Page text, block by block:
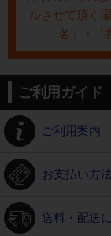
ルさせて頂く
名」・「
ご利用ガイド
ご利用案内
お支払い方
送料・配送